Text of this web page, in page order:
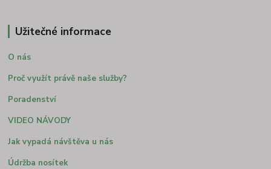
Užitečné informace
O nás
Proč využít právě naše služby?
Poradenství
VIDEO NÁVODY
Jak vypadá návštěva u nás
Údržba nosítek